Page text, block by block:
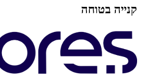
קנייה בטוחה